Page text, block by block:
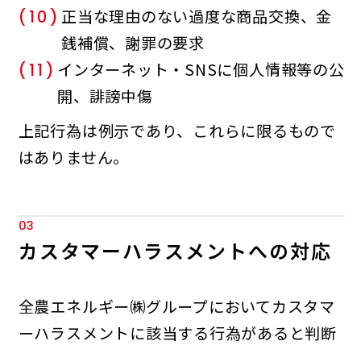
(10) 正当な理由のない過度な商品交換、金
銭補償、謝罪の要求
(11) インターネット・SNSに個人情報等の公
開、誹謗中傷
上記行為は例示であり、これらに限るもので
はありません。
03
カスタマーハラスメントへの対応
全農エネルギー㈱グループにおいてカスタマ
ーハラスメントに該当する行為があると判断